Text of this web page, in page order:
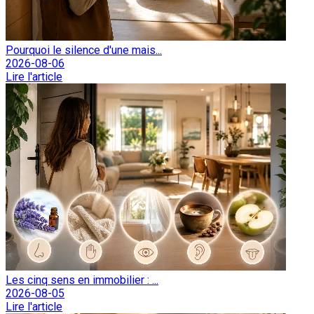
Pourquoi le silence d'une mais...
2026-08-06
Lire l'article
Les cinq sens en immobilier : ...
2026-08-05
Lire l'article